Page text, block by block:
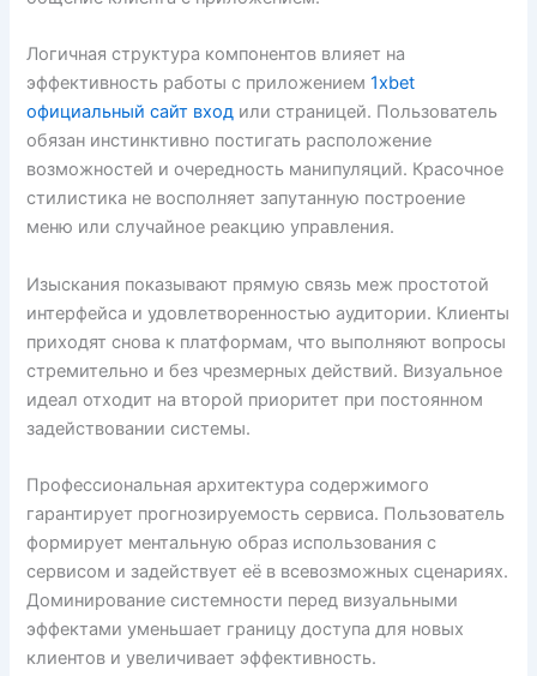
Логичная структура компонентов влияет на
эффективность работы с приложением1xbet
официальный сайт вход или страницей. Пользователь
обязан инстинктивно постигать расположение
возможностей и очередность манипуляций. Красочное
стилистика не восполняет запутанную построение
меню или случайное реакцию управления.
Изыскания показывают прямую связь меж простотой
интерфейса и удовлетворенностью аудитории. Клиенты
приходят снова к платформам, что выполняют вопросы
стремительно и без чрезмерных действий. Визуальное
идеал отходит на второй приоритет при постоянном
задействовании системы.
Профессиональная архитектура содержимого
гарантирует прогнозируемость сервиса. Пользователь
формирует ментальную образ использования с
сервисом и задействует её в всевозможных сценариях.
Доминирование системности перед визуальными
эффектами уменьшает границу доступа для новых
клиентов и увеличивает эффективность.